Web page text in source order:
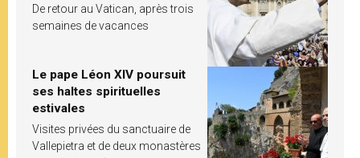
De retour au Vatican, après trois
semaines de vacances
Le pape Léon XIV poursuit
ses haltes spirituelles
estivales
Visites privées du sanctuaire de
Vallepietra et de deux monastères